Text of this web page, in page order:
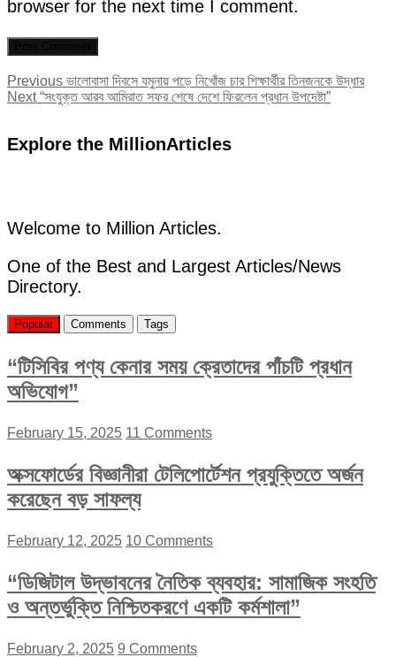
browser for the next time I comment.
Post
navigation
Previous Previous
post:
ভালোবাসা দিবসে যমুনায় পড়ে নিখোঁজ চার শিক্ষার্থীর তিনজনকে উদ্ধার
Next Next
“সংযুক্ত আরব আমিরাত সফর শেষে দেশে ফিরলেন প্রধান উপদেষ্টা”
Explore the MillionArticles
Welcome to Million Articles.
One of the Best and Largest Articles/News
Directory.
Popular Comments Tags
“টিসিবির পণ্য কেনার সময় ক্রেতাদের পাঁচটি প্রধান
অভিযোগ”
February 15, 2025 11 Comments
অক্সফোর্ডের বিজ্ঞানীরা টেলিপোর্টেশন প্রযুক্তিতে অর্জন
করেছেন বড় সাফল্য
February 12, 2025 10 Comments
“ডিজিটাল উদ্ভাবনের নৈতিক ব্যবহার: সামাজিক সংহতি
ও অন্তর্ভুক্তি নিশ্চিতকরণে একটি কর্মশালা”
February 2, 2025 9 Comments